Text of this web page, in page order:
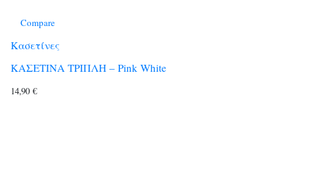
Compare
Κασετίνες
ΚΑΣΕΤΙΝΑ ΤΡΙΠΛΗ – Pink White
14,90 €